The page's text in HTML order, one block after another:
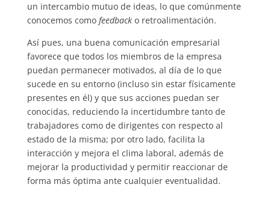
un intercambio mutuo de ideas, lo que comúnmente
conocemos como feedbacko retroalimentación.
Así pues, una buena comunicación empresarial
favorece que todos los miembros de la empresa
puedan permanecer motivados, al día de lo que
sucede en su entorno (incluso sin estar físicamente
presentes en él) y que sus acciones puedan ser
conocidas, reduciendo la incertidumbre tanto de
trabajadores como de dirigentes con respecto al
estado de la misma; por otro lado, facilita la
interacción y mejora el clima laboral, además de
mejorar la productividad y permitir reaccionar de
forma más óptima ante cualquier eventualidad.